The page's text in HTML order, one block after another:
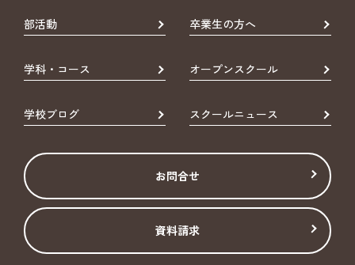
部活動 卒業生の方へ
学科・コース オープンスクール
学校ブログ スクールニュース
お問合せ
資料請求